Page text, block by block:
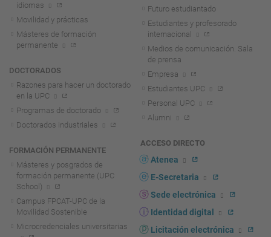
idiomas
Movilidad y prácticas
Másteres de formación
permanente
DOCTORADOS
Razones para hacer un doctorado
en la UPC
Programas de doctorado
Doctorados industriales
FORMACIÓN PERMANENTE
Másteres y posgrados de
formación permanente (UPC
School)
Campus FPCAT-UPC de la
Movilidad Sostenible
Microcredenciales universitarias
Futuro estudiantado
Estudiantes y profesorado
internacional
Medios de comunicación. Sala
de prensa
Empresa
Estudiantes UPC
Personal UPC
Alumni
ACCESO DIRECTO
Atenea
E-Secretaria
Sede electrónica
Identidad digital
Licitación electrónica